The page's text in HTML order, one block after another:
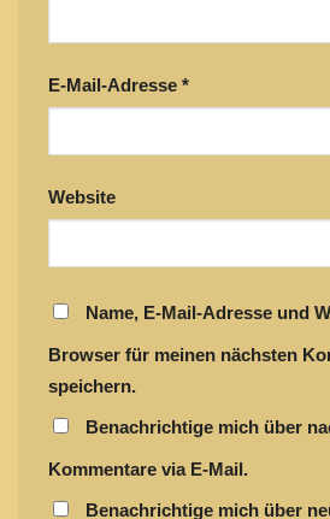
E-Mail-Adresse *
Website
Name, E-Mail-Adresse und
Browser für meinen nächsten
speichern.
Benachrichtige mich über
Kommentare via E-Mail.
Benachrichtige mich über